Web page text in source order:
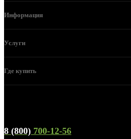
Информация
Услуги
Где купить
8 (800) 700-12-56